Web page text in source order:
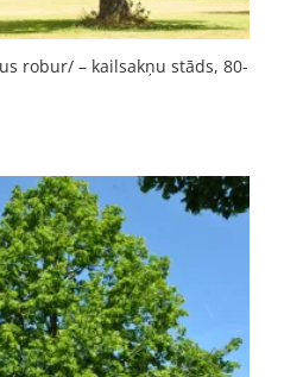
robur/ – kailsakņu stāds, 80-